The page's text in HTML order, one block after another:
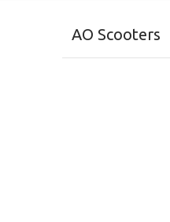
AO Scooters